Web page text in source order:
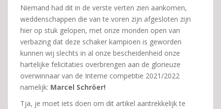
Niemand had dit in de verste verten zien aankomen,
weddenschappen die van te voren zijn afgesloten zijn
hier op stuk gelopen, met onze monden open van
verbazing dat deze schaker kampioen is geworden
kunnen wij slechts in al onze bescheidenheid onze
hartelijke felicitaties overbrengen aan de glorieuze
overwinnaar van de Interne competitie 2021/2022
namelijk: Marcel Schröer!
Tja, je moet iets doen om dit artikel aantrekkelijk te